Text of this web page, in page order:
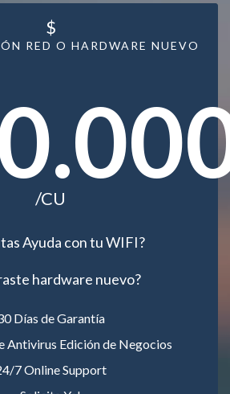
RED O HARDWARE NUEVO
$
/CU
Ayuda con tu WIFI?
hardware nuevo?
Días de Garantía
Antivirus Edición de Negocios
7 Online Support